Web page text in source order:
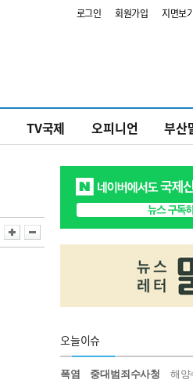
로그인 회원가입 지면보
TV국제 오피니언 부산
오늘이슈
폭염 중대범죄수사청 해양